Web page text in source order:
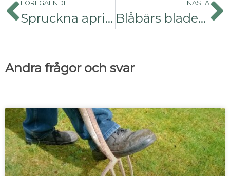
FÖREGÅENDE
Spruckna aprikoser
NÄSTA
Blåbärs bladen äts upp
Andra frågor och svar